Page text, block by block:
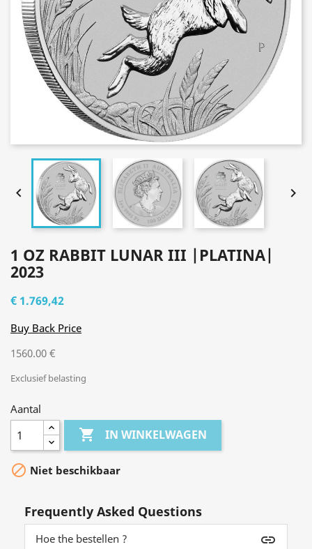
 
1 OZ RABBIT LUNAR III |PLATINA|
2023
€ 1.769,42
Buy Back Price
1560.00 €
Exclusief belasting
Aantal
 IN WINKELWAGEN
 Niet beschikbaar
Frequently Asked Questions
Hoe the bestellen ? insert_link